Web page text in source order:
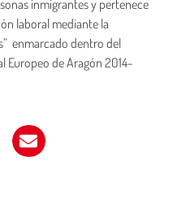
inmigrantes y pertenece
laboral mediante la
enmarcado dentro del
Europeo de Aragón 2014-